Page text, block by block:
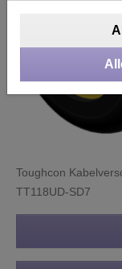
Toughcon
TT118UD-SD7